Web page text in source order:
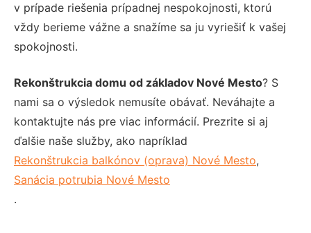
v prípade riešenia prípadnej nespokojnosti, ktorú
vždy berieme vážne a snažíme sa ju vyriešiť k vašej
spokojnosti.
Rekonštrukcia domu od základov Nové Mesto? S
nami sa o výsledok nemusíte obávať. Neváhajte a
kontaktujte nás pre viac informácií. Prezrite si aj
ďalšie naše služby, ako napríklad
Rekonštrukcia balkónov (oprava) Nové Mesto,
Sanácia potrubia Nové Mesto
.